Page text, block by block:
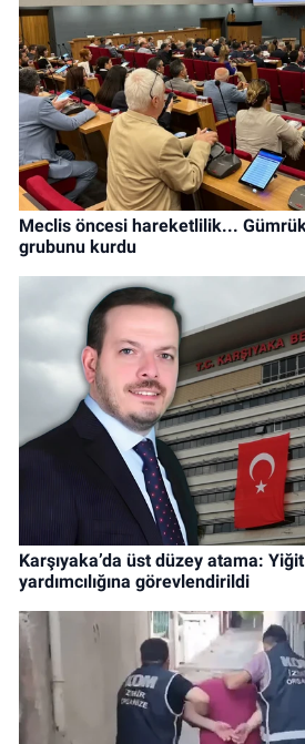
Meclis öncesi hareketlilik...
grubunu kurdu
Karşıyaka’da üst düzey atama:
yardımcılığına görevlendirildi